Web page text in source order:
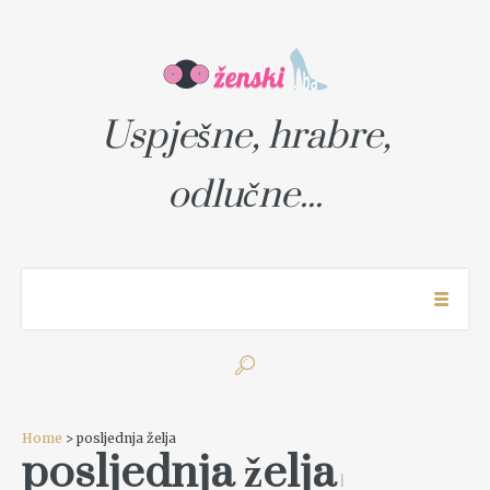
Uspješne, hrabre,
odlučne...
Home > posljednja želja
posljednja želja1